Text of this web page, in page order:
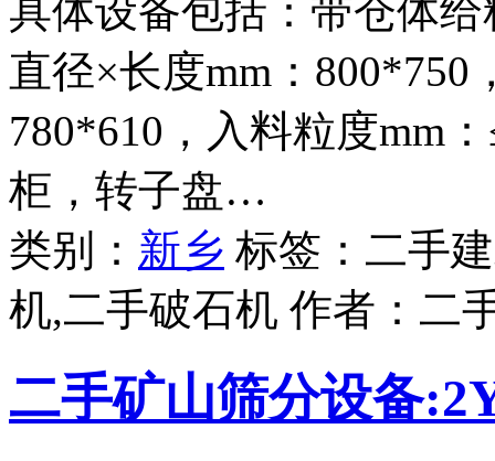
具体设备包括：带仓体
直径×长度mm：
780*610，入料粒度mm
柜，转子盘…
类别： 新乡 标签：二手
机,二手破石机 作者： 二
二手矿山筛分设备